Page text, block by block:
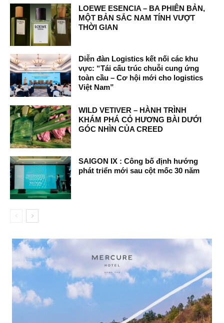
LOEWE ESENCIA – BA PHIÊN BẢN,
MỘT BẢN SẮC NAM TÍNH VƯỢT
THỜI GIAN
Diễn đàn Logistics kết nối các khu
vực: “Tái cấu trúc chuỗi cung ứng
toàn cầu – Cơ hội mới cho logistics
Việt Nam”
WILD VETIVER – HÀNH TRÌNH
KHÁM PHÁ CỎ HƯƠNG BÀI DƯỚI
GÓC NHÌN CỦA CREED
SAIGON IX : Công bố định hướng
phát triển mới sau cột mốc 30 năm